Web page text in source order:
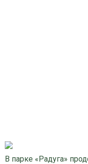
В парке «Радуга»